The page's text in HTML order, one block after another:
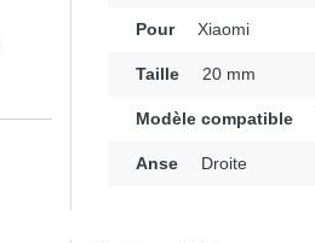
Pour Xiaomi
Taille 20 mm
Modèle compatible
Anse Droite